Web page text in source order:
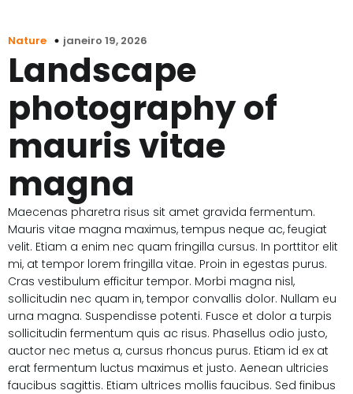
Nature janeiro 19, 2026
Landscape
photography of
mauris vitae
magna
Maecenas pharetra risus sit amet gravida fermentum.
Mauris vitae magna maximus, tempus neque ac, feugiat
velit. Etiam a enim nec quam fringilla cursus. In porttitor elit
mi, at tempor lorem fringilla vitae. Proin in egestas purus.
Cras vestibulum efficitur tempor. Morbi magna nisl,
sollicitudin nec quam in, tempor convallis dolor. Nullam eu
urna magna. Suspendisse potenti. Fusce et dolor a turpis
sollicitudin fermentum quis ac risus. Phasellus odio justo,
auctor nec metus a, cursus rhoncus purus. Etiam id ex at
erat fermentum luctus maximus et justo. Aenean ultricies
faucibus sagittis. Etiam ultrices mollis faucibus. Sed finibus